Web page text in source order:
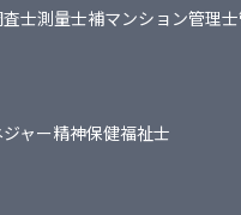
士測量士補マンション管理士
ャー精神保健福祉士